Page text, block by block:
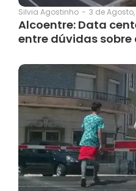
Silvia Agostinho - 3 de
Alcoentre: Data
entre dúvidas sobre